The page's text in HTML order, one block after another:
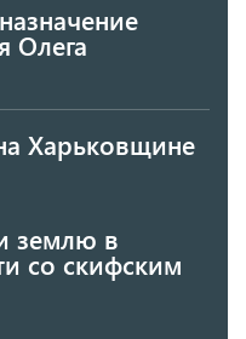
Олега
Харьковщине
землю в
со скифским